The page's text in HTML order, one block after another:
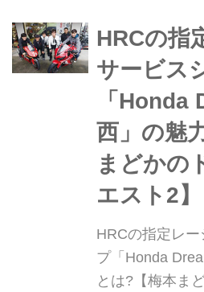
央へ! かねてか
てきた愛知県名
輪車正規販売店
HRCの指
サービス
「Honda
西」の魅
まどかの
エスト2】
HRCの指定レ
プ「Honda
とは?【梅本ま